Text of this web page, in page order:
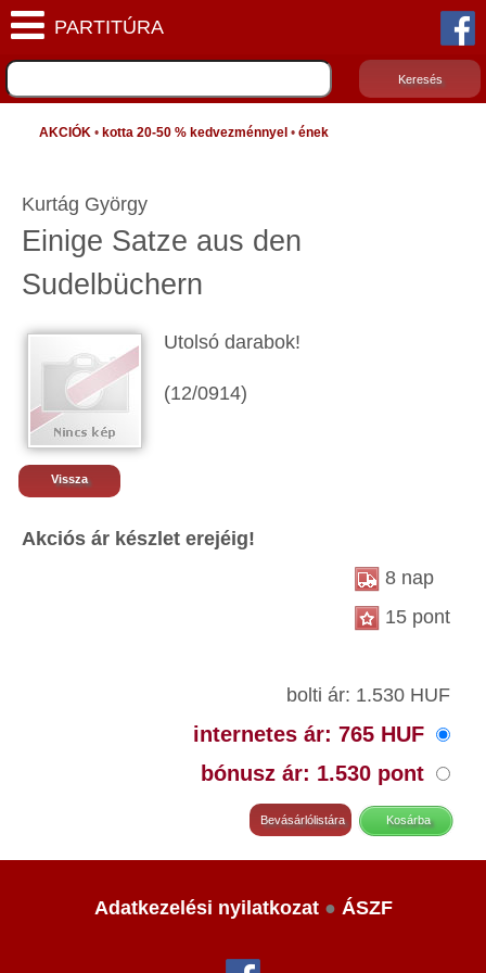
AKCIÓK • kotta 20-50 % kedvezménnyel • ének
Kurtág György
Einige Satze aus den
Sudelbüchern
Utolsó darabok!
(12/0914)
Vissza
Akciós ár készlet erejéig!
8 nap
15 pont
bolti ár: 1.530 HUF
internetes ár: 765 HUF
bónusz ár: 1.530 pont
Adatkezelési nyilatkozat● ÁSZF